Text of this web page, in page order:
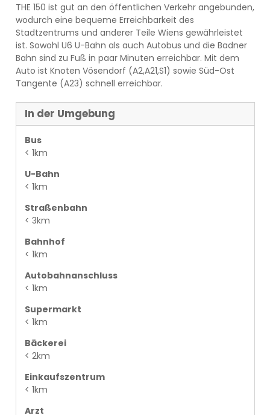
THE 150 ist gut an den öffentlichen Verkehr angebunden,
wodurch eine bequeme Erreichbarkeit des
Stadtzentrums und anderer Teile Wiens gewährleistet
ist. Sowohl U6 U-Bahn als auch Autobus und die Badner
Bahn sind zu Fuß in paar Minuten erreichbar. Mit dem
Auto ist Knoten Vösendorf (A2,A21,S1) sowie Süd-Ost
Tangente (A23) schnell erreichbar.
In der Umgebung
Bus
< 1km
U-Bahn
< 1km
Straßenbahn
< 3km
Bahnhof
< 1km
Autobahnanschluss
< 1km
Supermarkt
< 1km
Bäckerei
< 2km
Einkaufszentrum
< 1km
Arzt